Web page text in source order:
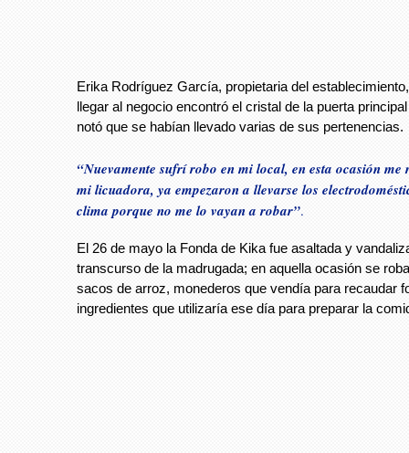
Erika Rodríguez García, propietaria del
llegar al negocio encontró el cristal de la puerta
notó que se habían llevado varias de sus pertenencias.
“Nuevamente sufrí robo en mi local, en esta ocasión me
mi licuadora, ya empezaron a llevarse los
clima porque no me lo vayan a robar”.
El 26 de mayo la Fonda de Kika fue asaltada y
transcurso de la madrugada; en aquella ocasión se
sacos de arroz, monederos que vendía para recaudar
ingredientes que utilizaría ese día para preparar la